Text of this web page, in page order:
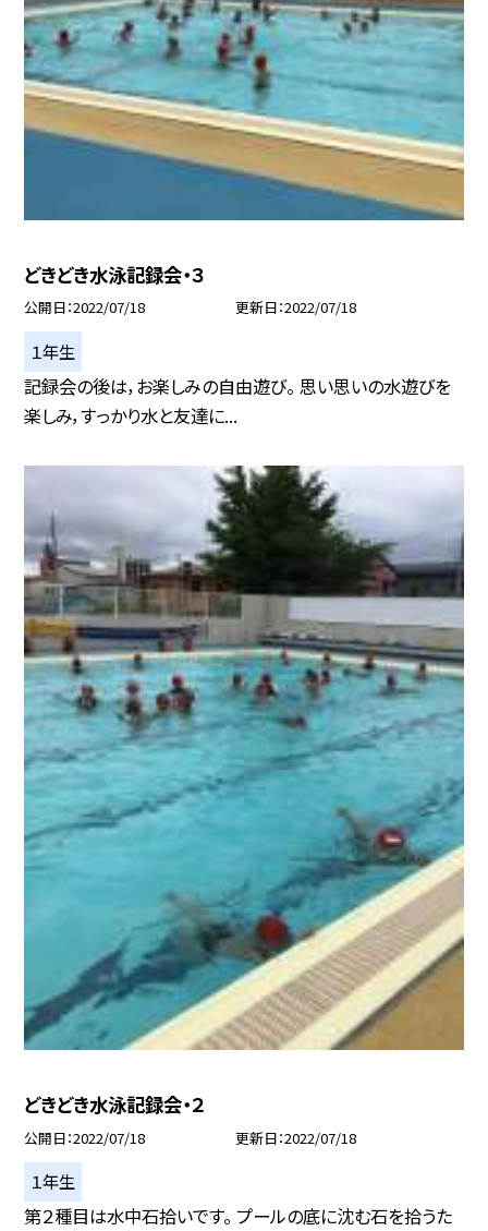
どきどき水泳記録会・３
公開日 2022/07/18 更新日 2022/07/18
１年生
記録会の後は，お楽しみの自由遊び。 思い思いの水遊びを
楽しみ，すっかり水と友達に...
どきどき水泳記録会・２
公開日 2022/07/18 更新日 2022/07/18
１年生
第２種目は水中石拾いです。 プールの底に沈む石を拾うた